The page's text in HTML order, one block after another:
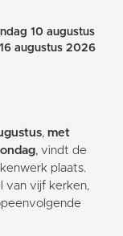
10 augustus
augustus 2026
, met
, vindt de
plaats.
van vijf kerken,